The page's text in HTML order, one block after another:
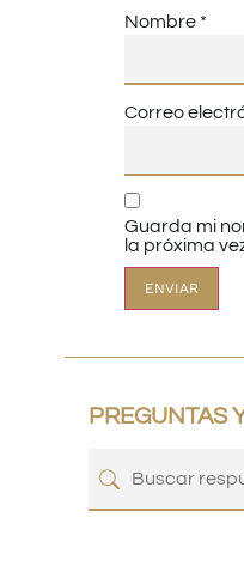
Nombre *
Correo
Guarda mi
la próxima
PREGUNTAS